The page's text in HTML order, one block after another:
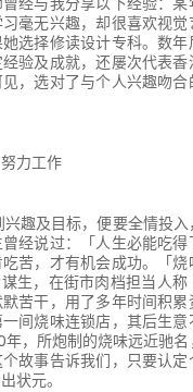
毫无兴趣，却很喜欢视
选择修读设计专科。数
验及成就，还屡次代表
，选对了与个人兴趣吻
力工作
趣及目标，便要全情投入
经说过：「人生必能吃
苦，才有机会成功。「
生，在街市肉档担当人
苦干，用了多年时间积
间烧味连锁店，其后生
，所炮制的烧味远近驰
故事告诉我们，只要认
状元。